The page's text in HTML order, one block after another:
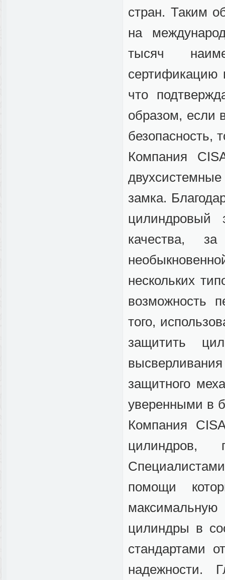
стран. Таким
на
тысяч
сертификацию
что
образом, если
безопасность,
Компания
замка.
цилиндровый
качества,
нескольких
возможность
того,
защитить
защитного
уверенными в
Компания
цилиндров,
помощи
цилиндры в
стандартами
надежности.